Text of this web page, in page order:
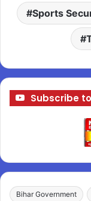
Sports
Subscribe
Bihar Government